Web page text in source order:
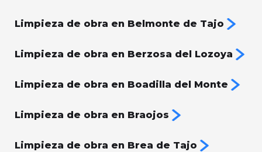
Limpieza de obra en Belmonte de Tajo
Limpieza de obra en Berzosa del Lozoya
Limpieza de obra en Boadilla del Monte
Limpieza de obra en Braojos
Limpieza de obra en Brea de Tajo